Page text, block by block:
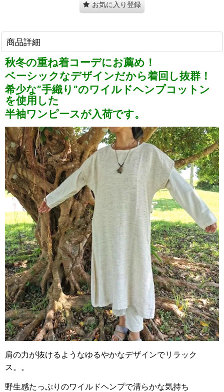
お気に入り登録
商品詳細
秋冬の重ね着コーデにお薦め！
ベーシックなデザインだから着回し抜群！
希少な”手織り”のワイルドヘンプコットン
を使用した
半袖ワンピースが入荷です。
肩の力が抜けるようなゆるやかなデザインでリラック
ス。。
野生感たっぷりのワイルドヘンプで清らかな気持ち